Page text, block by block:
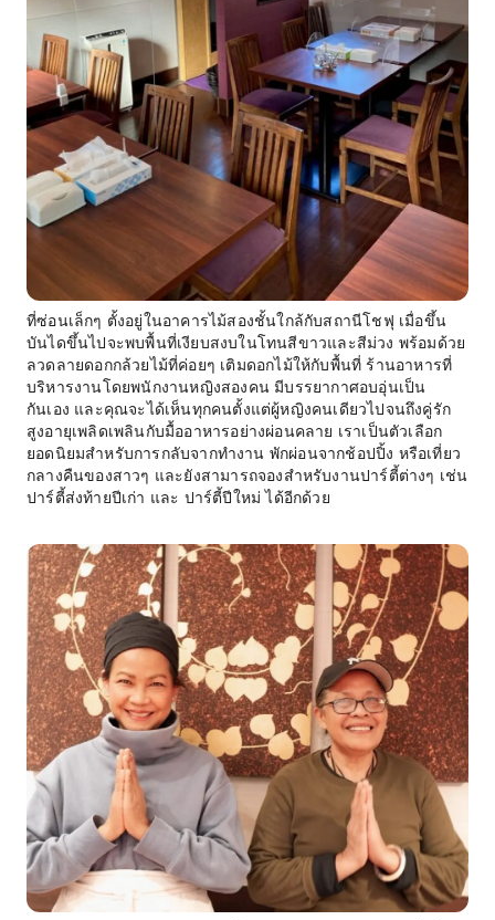
ที่ซ่อนเล็กๆ ตั้งอยู่ในอาคารไม้สองชั้นใกล้กับสถานีโชฟุ เมื่อขึ้น
บันไดขึ้นไปจะพบพื้นที่เงียบสงบในโทนสีขาวและสีม่วง พร้อมด้วย
ลวดลายดอกกล้วยไม้ที่ค่อยๆ เติมดอกไม้ให้กับพื้นที่ ร้านอาหารที่
บริหารงานโดยพนักงานหญิงสองคน มีบรรยากาศอบอุ่นเป็น
กันเอง และคุณจะได้เห็นทุกคนตั้งแต่ผู้หญิงคนเดียวไปจนถึงคู่รัก
สูงอายุเพลิดเพลินกับมื้ออาหารอย่างผ่อนคลาย เราเป็นตัวเลือก
ยอดนิยมสำหรับการกลับจากทำงาน พักผ่อนจากช้อปปิ้ง หรือเที่ยว
กลางคืนของสาวๆ และยังสามารถจองสำหรับงานปาร์ตี้ต่างๆ เช่น
ปาร์ตี้ส่งท้ายปีเก่า และ ปาร์ตี้ปีใหม่ ได้อีกด้วย